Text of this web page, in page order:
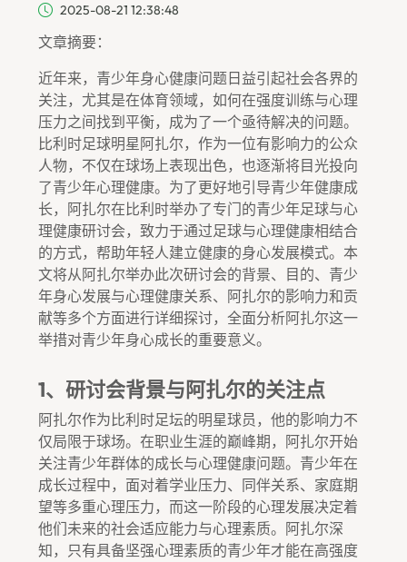
2025-08-21 12:38:48
文章摘要：
近年来，青少年身心健康问题日益引起社会各界的
关注，尤其是在体育领域，如何在强度训练与心理
压力之间找到平衡，成为了一个亟待解决的问题。
比利时足球明星阿扎尔，作为一位有影响力的公众
人物，不仅在球场上表现出色，也逐渐将目光投向
了青少年心理健康。为了更好地引导青少年健康成
长，阿扎尔在比利时举办了专门的青少年足球与心
理健康研讨会，致力于通过足球与心理健康相结合
的方式，帮助年轻人建立健康的身心发展模式。本
文将从阿扎尔举办此次研讨会的背景、目的、青少
年身心发展与心理健康关系、阿扎尔的影响力和贡
献等多个方面进行详细探讨，全面分析阿扎尔这一
举措对青少年身心成长的重要意义。
1、研讨会背景与阿扎尔的关注点
阿扎尔作为比利时足坛的明星球员，他的影响力不
仅局限于球场。在职业生涯的巅峰期，阿扎尔开始
关注青少年群体的成长与心理健康问题。青少年在
成长过程中，面对着学业压力、同伴关系、家庭期
望等多重心理压力，而这一阶段的心理发展决定着
他们未来的社会适应能力与心理素质。阿扎尔深
知，只有具备坚强心理素质的青少年才能在高强度